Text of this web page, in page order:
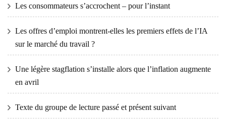
Les consommateurs s’accrochent – ​​pour l’instant
Les offres d’emploi montrent-elles les premiers effets de l’IA
sur le marché du travail ?
Une légère stagflation s’installe alors que l’inflation augmente
en avril
Texte du groupe de lecture passé et présent suivant